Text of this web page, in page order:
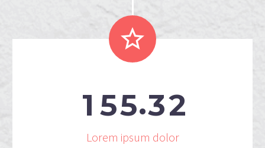


1 55.32
Lorem ipsum dolor